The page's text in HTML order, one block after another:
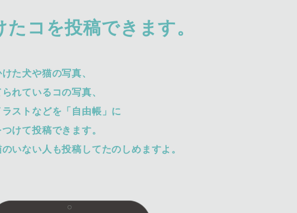
たコを投稿できます。
た犬や猫の写真、
れているコの写真、
ストなどを「自由帳」に
けて投稿できます。
いない人も投稿してたのしめますよ。